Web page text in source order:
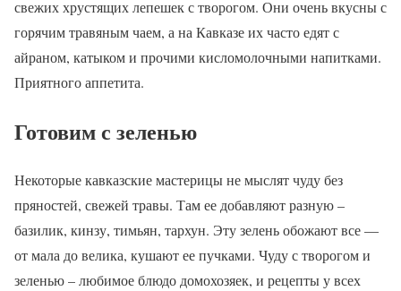
свежих хрустящих лепешек с творогом. Они очень вкусны с
горячим травяным чаем, а на Кавказе их часто едят с
айраном, катыком и прочими кисломолочными напитками.
Приятного аппетита.
Готовим с зеленью
Некоторые кавказские мастерицы не мыслят чуду без
пряностей, свежей травы. Там ее добавляют разную –
базилик, кинзу, тимьян, тархун. Эту зелень обожают все —
от мала до велика, кушают ее пучками. Чуду с творогом и
зеленью – любимое блюдо домохозяек, и рецепты у всех